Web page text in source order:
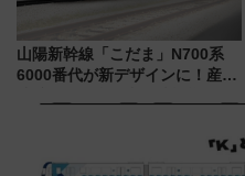
山陽新幹線「こだま」N700系
6000番代が新デザインに！産学